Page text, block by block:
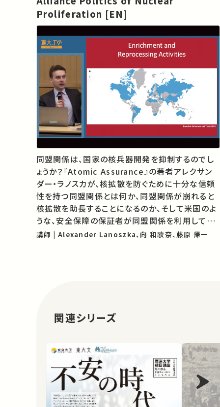
Proliferation [EN]
同盟関係は、国家の核兵器開発を抑制するのでし
ょうか？『Atomic Assurance』の著者アレクサン
ダー・ラノスカが、核拡散を防ぐために十分な信頼
性を持つ同盟関係とは何か、同盟関係が崩れると
核拡散を助長することになるのか、そして米国のよ
うな、安全保障の保証者が同盟関係を利用して同
盟国の核開発を阻止できるのかについて考察しま
講師 | Alexander Lanoszka、向 和歌奈、藤原 帰一
関連シリーズ